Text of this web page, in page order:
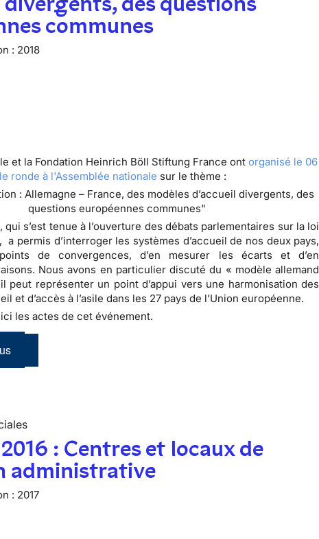
communes
: 2018
et la Fondation Heinrich Böll Stiftung France ontorganisé le 06
ronde à l'Assemblée nationale sur le thème :
: Allemagne – France, des modèles d’accueil divergents, des
questions européennes communes"
qui s’est tenue à l’ouverture des débats parlementaires sur la loi
a permis d’interroger les systèmes d’accueil de nos deux pays,
de convergences, d’en mesurer les écarts et d’en
Nous avons en particulier discuté du « modèle allemand
peut représenter un point d’appui vers une harmonisation des
et d’accès à l’asile dans les 27 pays de l’Union européenne.
les actes de cet événement.
: Centres et locaux de
administrative
: 2017